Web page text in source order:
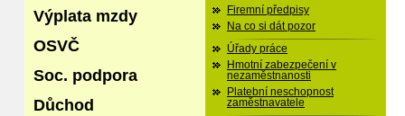
Výplata mzdy
OSVČ
Soc. podpora
Důchod
Firemní předpisy
Na co si dát pozor
Úřady práce
Hmotní zabezpečení v
nezaměstnanosti
Platební neschopnost
zaměstnavatele